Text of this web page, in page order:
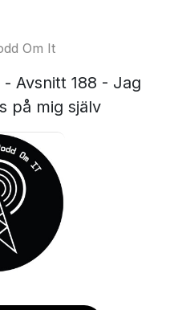
Om It
Avsnitt 188 - Jag
på mig själv